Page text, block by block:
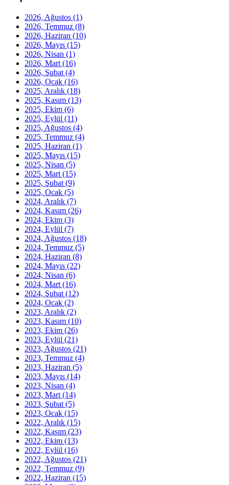
2026, Ağustos (1)
2026, Temmuz (8)
2026, Haziran (10)
2026, Mayıs (15)
2026, Nisan (1)
2026, Mart (16)
2026, Şubat (4)
2026, Ocak (16)
2025, Aralık (18)
2025, Kasım (13)
2025, Ekim (6)
2025, Eylül (11)
2025, Ağustos (4)
2025, Temmuz (4)
2025, Haziran (1)
2025, Mayıs (15)
2025, Nisan (5)
2025, Mart (15)
2025, Şubat (9)
2025, Ocak (5)
2024, Aralık (7)
2024, Kasım (26)
2024, Ekim (3)
2024, Eylül (7)
2024, Ağustos (18)
2024, Temmuz (5)
2024, Haziran (8)
2024, Mayıs (22)
2024, Nisan (6)
2024, Mart (16)
2024, Şubat (12)
2024, Ocak (2)
2023, Aralık (2)
2023, Kasım (10)
2023, Ekim (26)
2023, Eylül (21)
2023, Ağustos (21)
2023, Temmuz (4)
2023, Haziran (5)
2023, Mayıs (14)
2023, Nisan (4)
2023, Mart (14)
2023, Şubat (5)
2023, Ocak (15)
2022, Aralık (15)
2022, Kasım (23)
2022, Ekim (13)
2022, Eylül (16)
2022, Ağustos (21)
2022, Temmuz (9)
2022, Haziran (15)